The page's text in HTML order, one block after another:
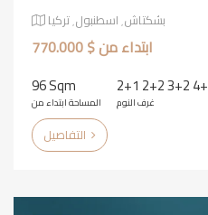
بشكتاش٬ اسطنبول٬ تركيا
ابتداء من $ 770.000
96 Sqm
المساحة ابتداء من
2+1 2+2 3+2
غرف النوم